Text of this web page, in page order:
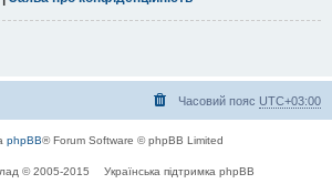
Часовий пояс UTC+03:00
phpBB® Forum Software © phpBB Limited
© 2005-2015 Українська підтримка phpBB